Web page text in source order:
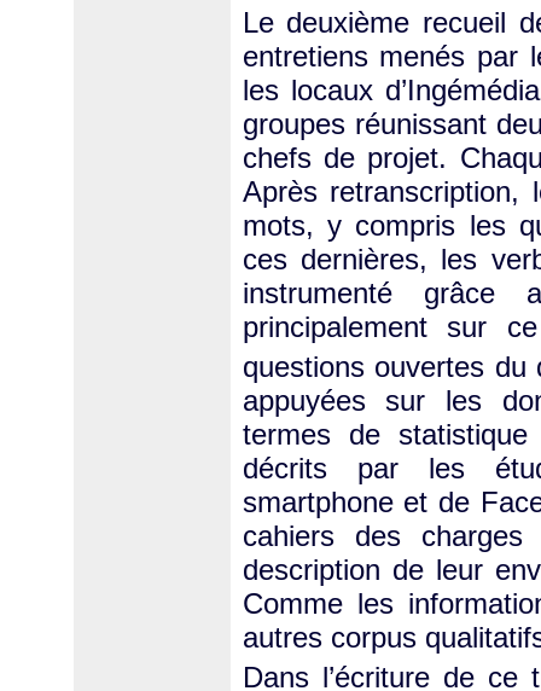
Le deuxième recueil
entretiens menés par
les locaux
groupes réunissant
chefs de projet.
Après retranscription,
mots, y compris les
ces dernières, les
instrumenté grâce
principalement sur
questions ouvertes du
appuyées sur les
termes de
décrits par les
smartphone et de
cahiers des
description de leur
Comme les
autres corpus
Dans l’écriture de